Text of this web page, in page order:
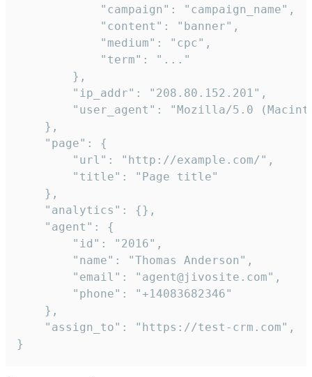
            "campaign": "campaign_name",
            "content": "banner",
            "medium": "cpc",
            "term": "..."
        },
        "ip_addr": "208.80.152.201",
"user_agent": "Mozilla/5.0
    },
    "page": {
        "url": "http://example.com/",
        "title": "Page title"
    },
    "analytics": {},
    "agent": {
        "id": "2016",
        "name": "Thomas Anderson",
        "email": "agent@jivosite.com",
        "phone": "+14083682346"
    },
    "assign_to": "https://test-crm.com",
}